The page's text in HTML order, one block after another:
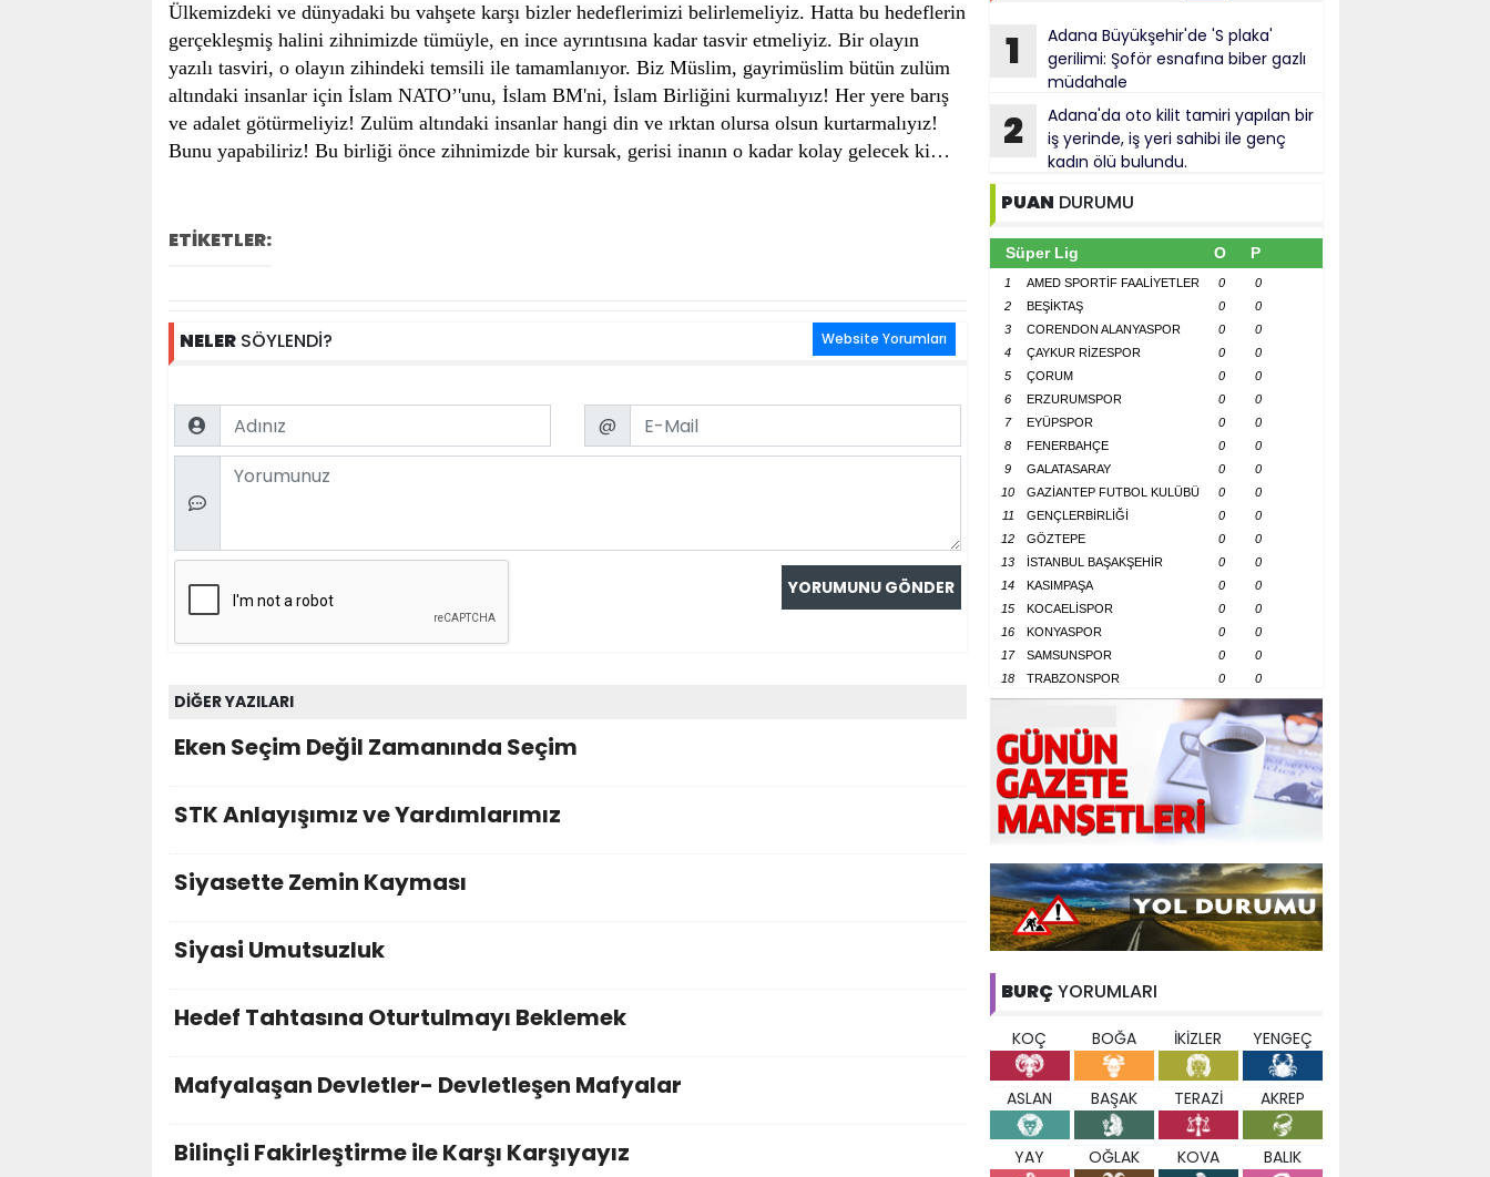
Ülkemizdeki ve dünyadaki bu vahşete karşı bizler hedeflerimizi belirlemeliyiz. Hatta bu hedeflerin
gerçekleşmiş halini zihnimizde tümüyle, en ince ayrıntısına kadar tasvir etmeliyiz. Bir olayın
yazılı tasviri, o olayın zihindeki temsili ile tamamlanıyor. Biz Müslim, gayrimüslim bütün zulüm
altındaki insanlar için İslam NATO’'unu, İslam BM'ni, İslam Birliğini kurmalıyız! Her yere barış
ve adalet götürmeliyiz! Zulüm altındaki insanlar hangi din ve ırktan olursa olsun kurtarmalıyız!
Bunu yapabiliriz! Bu birliği önce zihnimizde bir kursak, gerisi inanın o kadar kolay gelecek ki…
ETİKETLER:
NELERSÖYLENDİ? Website Yorumları
Name Email
@
Comment
DİĞER YAZILARI
Eken Seçim Değil Zamanında Seçim
STK Anlayışımız ve Yardımlarımız
Siyasette Zemin Kayması
Siyasi Umutsuzluk
Hedef Tahtasına Oturtulmayı Beklemek
Mafyalaşan Devletler- Devletleşen Mafyalar
Bilinçli Fakirleştirme ile Karşı Karşıyayız
1
Adana Büyükşehir'de 'S plaka'
gerilimi: Şoför esnafına biber gazlı
müdahale
2
Adana'da oto kilit tamiri yapılan bir
iş yerinde, iş yeri sahibi ile genç
kadın ölü bulundu.
PUAN DURUMU
Süper Lig O P
1 AMED SPORTİF FAALİYETLER 0
0
2
BEŞİKTAŞ 0
0
3
CORENDON ALANYASPOR 0
0
4
ÇAYKUR RİZESPOR 0
0
5
ÇORUM 0
0
6
ERZURUMSPOR 0
0
7
EYÜPSPOR 0
0
8
FENERBAHÇE 0
0
9
GALATASARAY 0
0
10
GAZİANTEP FUTBOL KULÜBÜ 0
0
11
GENÇLERBİRLİĞİ 0
0
12
GÖZTEPE 0
0
13
İSTANBUL BAŞAKŞEHİR 0
0
14
KASIMPAŞA 0
0
15
KOCAELİSPOR 0
0
16
KONYASPOR 0
0
17
SAMSUNSPOR 0
0
18
TRABZONSPOR 0 0
BURÇ YORUMLARI
KOÇ BOĞA İKİZLER YENGEÇ
ASLAN BAŞAK TERAZİ AKREP
YAY OĞLAK KOVA BALIK